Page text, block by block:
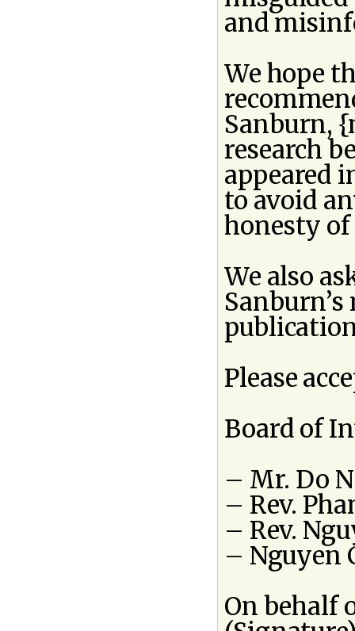
and
We hope
Sanburn,
research
appeared
to avoid
honesty
We also
Please
Board of
– Mr. Do
– Rev.
– Rev.
– Nguyen
On behalf